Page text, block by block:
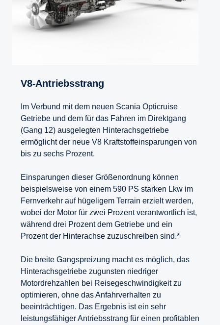
V8-​Antriebsstrang
Im Verbund mit dem neuen Scania Opticruise
Getriebe und dem für das Fahren im Direktgang
(Gang 12) ausgelegten Hinterachsgetriebe
ermöglicht der neue V8 Kraftstoffeinsparungen von
bis zu sechs Prozent.
Einsparungen dieser Größenordnung können
beispielsweise von einem 590 PS starken Lkw im
Fernverkehr auf hügeligem Terrain erzielt werden,
wobei der Motor für zwei Prozent verantwortlich ist,
während drei Prozent dem Getriebe und ein
Prozent der Hinterachse zuzuschreiben sind.*
Die breite Gangspreizung macht es möglich, das
Hinterachsgetriebe zugunsten niedriger
Motordrehzahlen bei Reisegeschwindigkeit zu
optimieren, ohne das Anfahrverhalten zu
beeinträchtigen. Das Ergebnis ist ein sehr
leistungsfähiger Antriebsstrang für einen profitablen